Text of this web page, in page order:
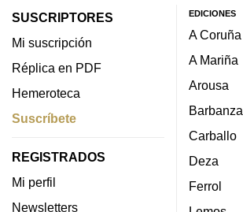
SUSCRIPTORES
Mi suscripción
Réplica en PDF
Hemeroteca
Suscríbete
REGISTRADOS
Mi perfil
Newsletters
EDICIONES
A Coruña
A Mariña
Arousa
Barbanza
Carballo
Deza
Ferrol